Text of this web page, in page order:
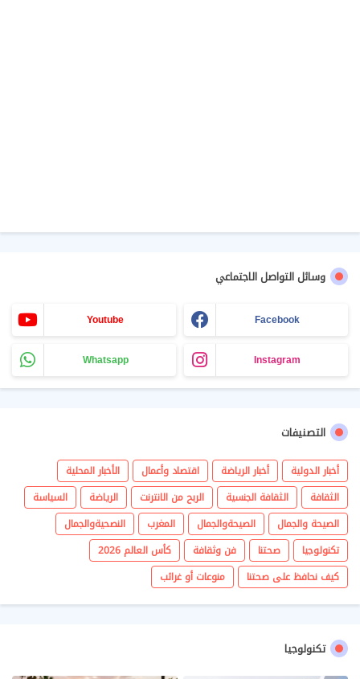
وسائل التواصل الاجتماعي
Youtube Facebook
Whatsapp Instagram
التصنيفات
أخبار الدولية أخبار الرياضة اقتصاد وأعمال
الأخبار المحلية
الثقافة
الثقافة الجنسية الربح من الانترنت الرياضة
السياسة
الصيحة والجمال
الصيحةوالجمال المغرب
النصحيةوالجمال
تكنولوجيا
صحتنا فن وثقافة
كأس العالم 2026
كيف نحافظ على صحتنا
منوعات أو غرائب
تكنولوجيا